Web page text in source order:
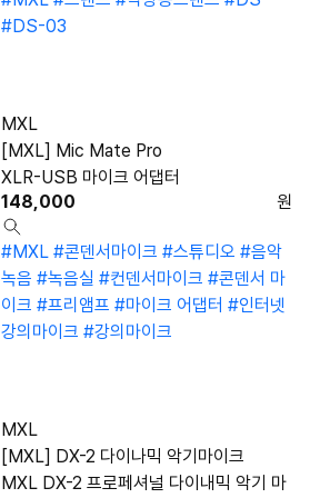
#DS-03
MXL
[MXL] Mic Mate Pro
XLR-USB 마이크 어댑터
148,000
원
#MXL #콘덴서마이크 #스튜디오 #음악
녹음 #녹음실 #컨덴서마이크 #콘덴서 마
이크 #프리앰프 #마이크 어댑터 #인터넷
강의마이크 #강의마이크
MXL
[MXL] DX-2 다이나믹 악기마이크
MXL DX-2 프로페셔널 다이내믹 악기 마